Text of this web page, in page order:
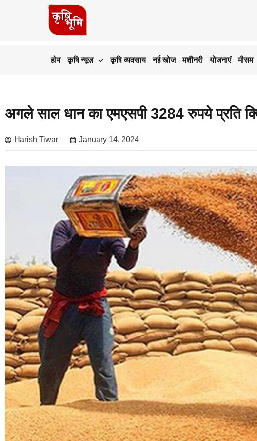
होम कृषि न्यूज़ कृषि व्यवसाय नई खोज मशीनरी योजनाएं मौसम
अगले साल धान का एमएसपी 3284 रुपये प्रति
Harish Tiwari January 14, 2024